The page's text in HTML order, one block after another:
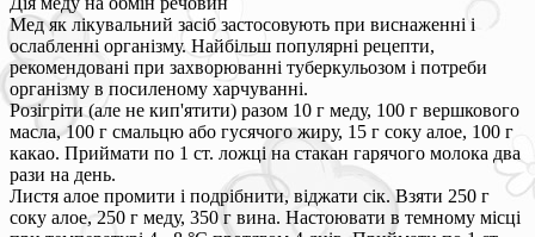
Мед як лікувальний засіб застосовують при виснаженні і
ослабленні організму. Найбільш популярні рецепти,
рекомендовані при захворюванні туберкульозом і потреби
організму в посиленому харчуванні.
Розігріти (але не кип'ятити) разом 10 г меду, 100 г вершкового
масла, 100 г смальцю або гусячого жиру, 15 г соку алое, 100 г
какао. Приймати по 1 ст. ложці на стакан гарячого молока два
рази на день.
Листя алое промити і подрібнити, віджати сік. Взяти 250 г
соку алое, 250 г меду, 350 г вина. Настоювати в темному місці